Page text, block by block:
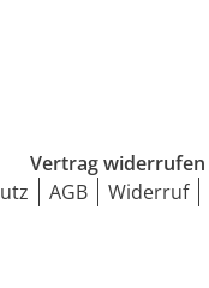
Vertrag widerrufen
AGB Widerruf